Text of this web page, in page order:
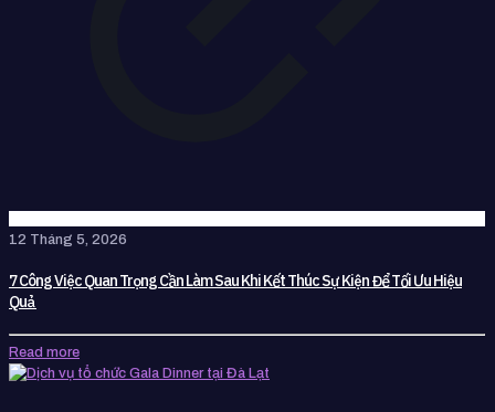
12 Tháng 5, 2026
7 Công Việc Quan Trọng Cần Làm Sau Khi Kết Thúc Sự Kiện Để Tối Ưu Hiệu
Quả
Read more